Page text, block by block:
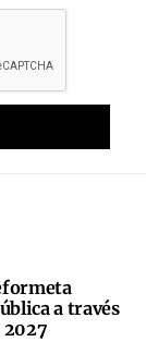
a través
2027